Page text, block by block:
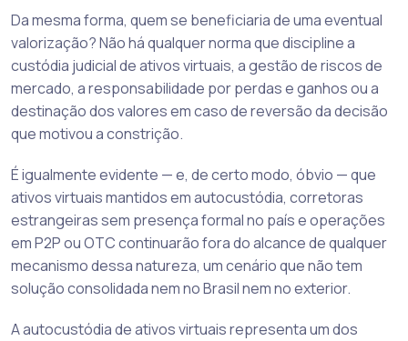
Da mesma forma, quem se beneficiaria de uma eventual
valorização? Não há qualquer norma que discipline a
custódia judicial de ativos virtuais, a gestão de riscos de
mercado, a responsabilidade por perdas e ganhos ou a
destinação dos valores em caso de reversão da decisão
que motivou a constrição.
É igualmente evidente — e, de certo modo, óbvio — que
ativos virtuais mantidos em autocustódia, corretoras
estrangeiras sem presença formal no país e operações
em P2P ou OTC continuarão fora do alcance de qualquer
mecanismo dessa natureza, um cenário que não tem
solução consolidada nem no Brasil nem no exterior.
A autocustódia de ativos virtuais representa um dos